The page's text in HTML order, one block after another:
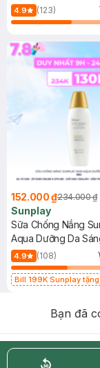
4.9 (123)
152.000 ₫234.000 ₫
Sunplay
Sữa Chống Nắng
Aqua Dưỡng Da
4.9 (108)
Bill 199K Sunplay
Bạn đã